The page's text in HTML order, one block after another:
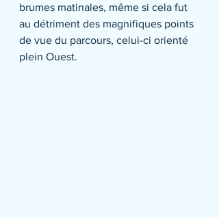
brumes matinales, même si cela fut
au détriment des magnifiques points
de vue du parcours, celui-ci orienté
plein Ouest.